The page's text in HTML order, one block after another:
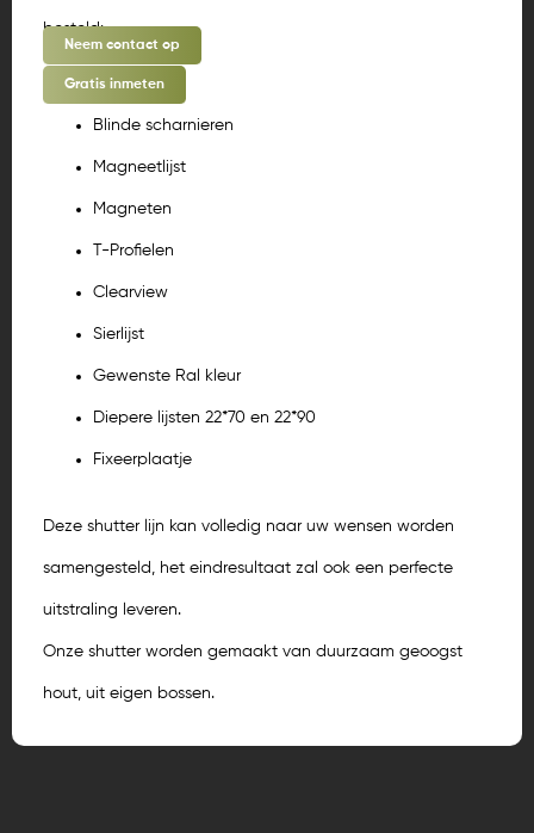
besteld:
Neem contact op
Gratis inmeten
Blinde scharnieren
Magneetlijst
Magneten
T-Profielen
Clearview
Sierlijst
Gewenste Ral kleur
Diepere lijsten 22*70 en 22*90
Fixeerplaatje
Deze shutter lijn kan volledig naar uw wensen worden
samengesteld, het eindresultaat zal ook een perfecte
uitstraling leveren.
Onze shutter worden gemaakt van duurzaam geoogst
hout, uit eigen bossen.